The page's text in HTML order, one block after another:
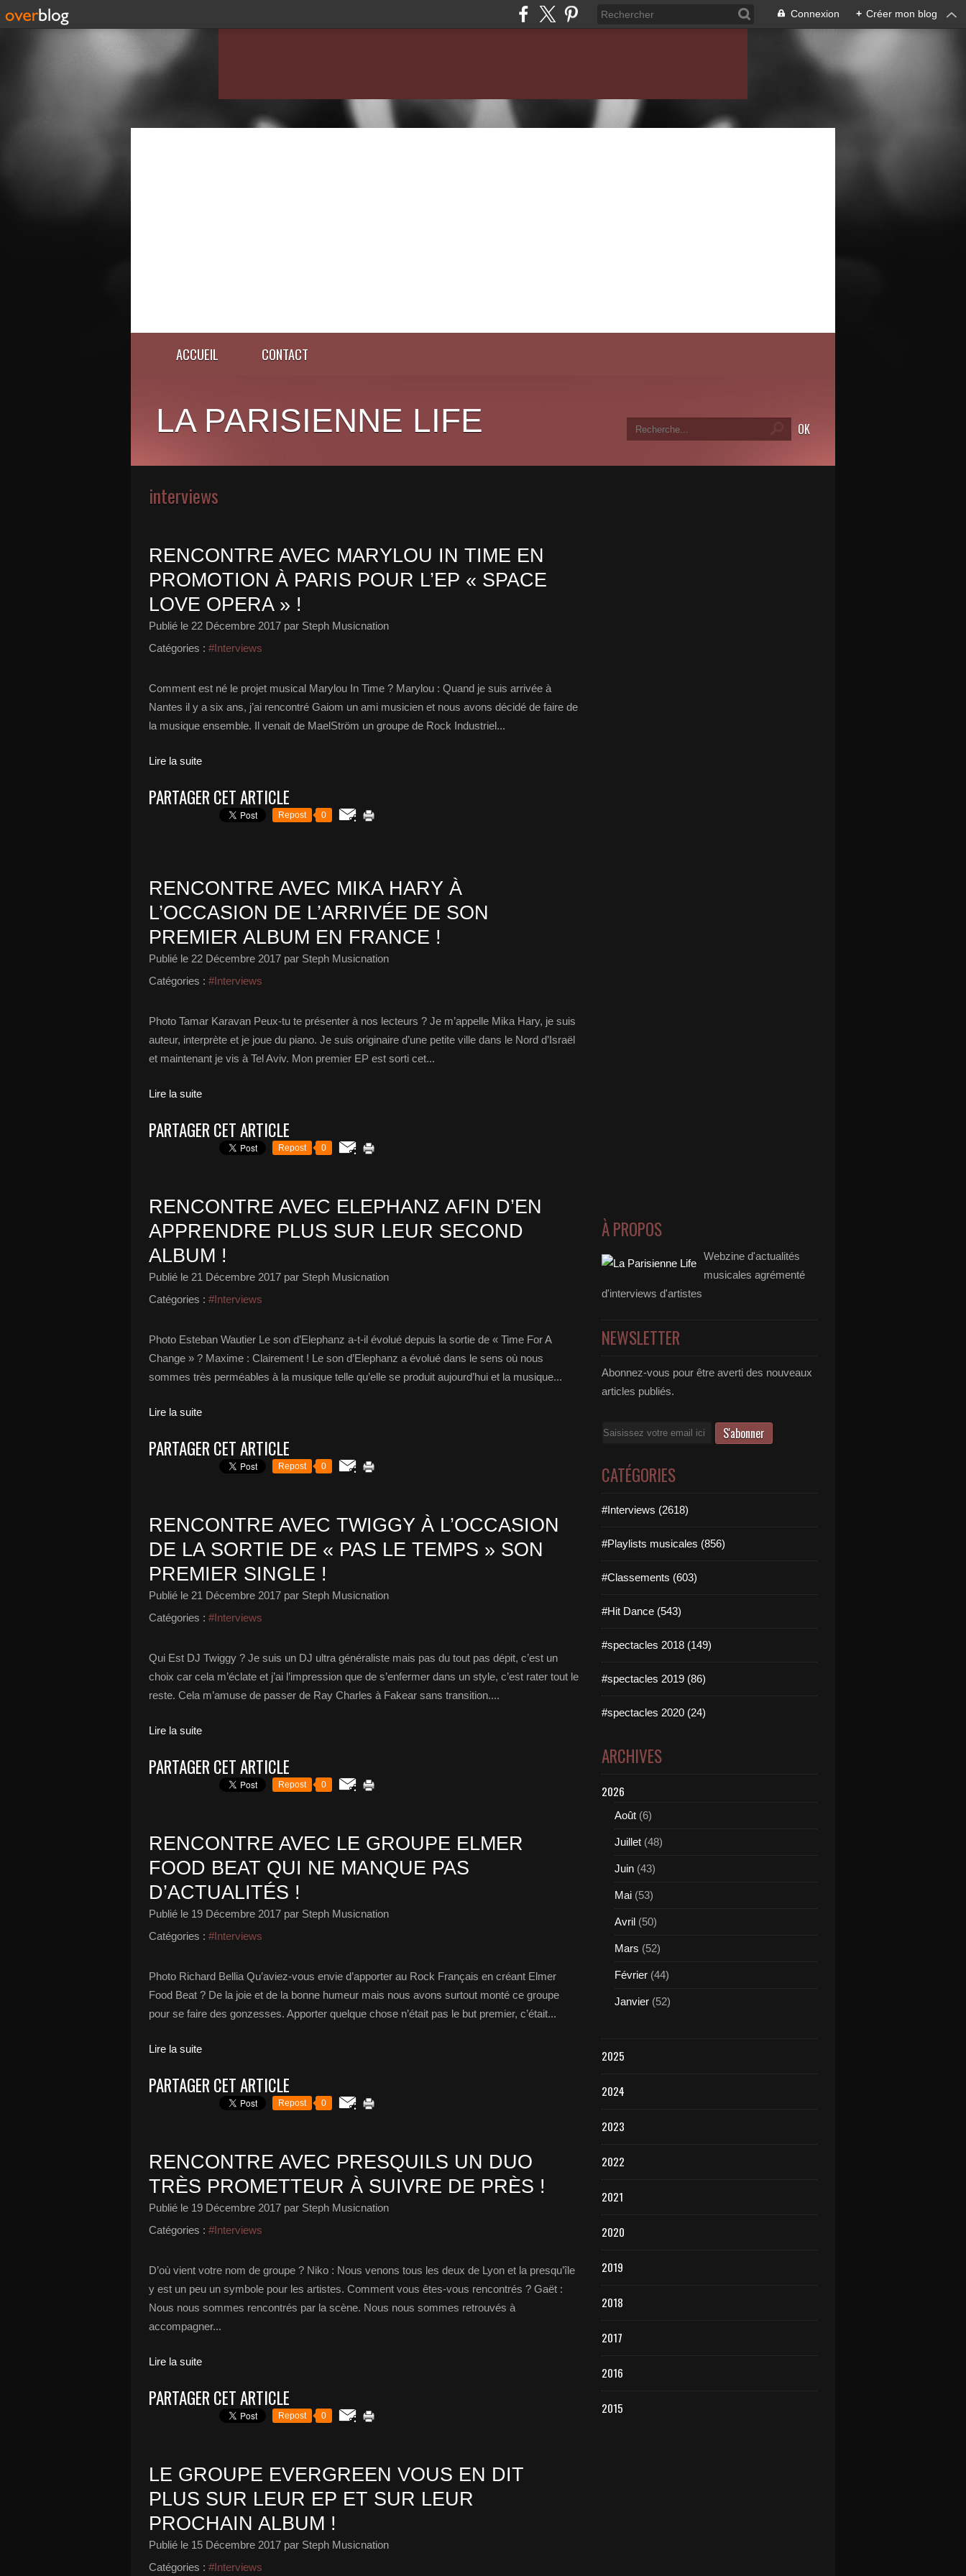
Connexion + Créer mon blog
ACCUEIL CONTACT
LA PARISIENNE LIFE
interviews
RENCONTRE AVEC MARYLOU IN TIME EN
PROMOTION À PARIS POUR L’EP « SPACE
LOVE OPERA » !
Publié le 22 Décembre 2017 par Steph Musicnation
Catégories : #Interviews
Comment est né le projet musical Marylou In Time ? Marylou : Quand je suis arrivée à
Nantes il y a six ans, j’ai rencontré Gaiom un ami musicien et nous avons décidé de faire de
la musique ensemble. Il venait de MaelStröm un groupe de Rock Industriel...
Lire la suite
PARTAGER CET ARTICLE
Repost 0
RENCONTRE AVEC MIKA HARY À
L’OCCASION DE L’ARRIVÉE DE SON
PREMIER ALBUM EN FRANCE !
Publié le 22 Décembre 2017 par Steph Musicnation
Catégories : #Interviews
Photo Tamar Karavan Peux-tu te présenter à nos lecteurs ? Je m’appelle Mika Hary, je suis
auteur, interprète et je joue du piano. Je suis originaire d’une petite ville dans le Nord d’Israël
et maintenant je vis à Tel Aviv. Mon premier EP est sorti cet...
Lire la suite
PARTAGER CET ARTICLE
Repost 0
RENCONTRE AVEC ELEPHANZ AFIN D’EN
APPRENDRE PLUS SUR LEUR SECOND
ALBUM !
Publié le 21 Décembre 2017 par Steph Musicnation
Catégories : #Interviews
Photo Esteban Wautier Le son d’Elephanz a-t-il évolué depuis la sortie de « Time For A
Change » ? Maxime : Clairement ! Le son d’Elephanz a évolué dans le sens où nous
sommes très perméables à la musique telle qu’elle se produit aujourd’hui et la musique...
Lire la suite
PARTAGER CET ARTICLE
Repost 0
RENCONTRE AVEC TWIGGY À L’OCCASION
DE LA SORTIE DE « PAS LE TEMPS » SON
PREMIER SINGLE !
Publié le 21 Décembre 2017 par Steph Musicnation
Catégories : #Interviews
Qui Est DJ Twiggy ? Je suis un DJ ultra généraliste mais pas du tout pas dépit, c’est un
choix car cela m’éclate et j’ai l’impression que de s’enfermer dans un style, c’est rater tout le
reste. Cela m’amuse de passer de Ray Charles à Fakear sans transition....
Lire la suite
PARTAGER CET ARTICLE
Repost 0
RENCONTRE AVEC LE GROUPE ELMER
FOOD BEAT QUI NE MANQUE PAS
D’ACTUALITÉS !
Publié le 19 Décembre 2017 par Steph Musicnation
Catégories : #Interviews
Photo Richard Bellia Qu’aviez-vous envie d’apporter au Rock Français en créant Elmer
Food Beat ? De la joie et de la bonne humeur mais nous avons surtout monté ce groupe
pour se faire des gonzesses. Apporter quelque chose n’était pas le but premier, c’était...
Lire la suite
PARTAGER CET ARTICLE
Repost 0
RENCONTRE AVEC PRESQUILS UN DUO
TRÈS PROMETTEUR À SUIVRE DE PRÈS !
Publié le 19 Décembre 2017 par Steph Musicnation
Catégories : #Interviews
D’où vient votre nom de groupe ? Niko : Nous venons tous les deux de Lyon et la presqu’île
y est un peu un symbole pour les artistes. Comment vous êtes-vous rencontrés ? Gaët :
Nous nous sommes rencontrés par la scène. Nous nous sommes retrouvés à
accompagner...
Lire la suite
PARTAGER CET ARTICLE
Repost 0
LE GROUPE EVERGREEN VOUS EN DIT
PLUS SUR LEUR EP ET SUR LEUR
PROCHAIN ALBUM !
Publié le 15 Décembre 2017 par Steph Musicnation
Catégories : #Interviews
À PROPOS
Webzine d'actualités
musicales agrémenté
d'interviews d'artistes
NEWSLETTER
Abonnez-vous pour être averti des nouveaux
articles publiés.
Email
CATÉGORIES
#Interviews (2618)
#Playlists musicales (856)
#Classements (603)
#Hit Dance (543)
#spectacles 2018 (149)
#spectacles 2019 (86)
#spectacles 2020 (24)
ARCHIVES
2026
Août (6)
Juillet (48)
Juin (43)
Mai (53)
Avril (50)
Mars (52)
Février (44)
Janvier (52)
2025
2024
2023
2022
2021
2020
2019
2018
2017
2016
2015